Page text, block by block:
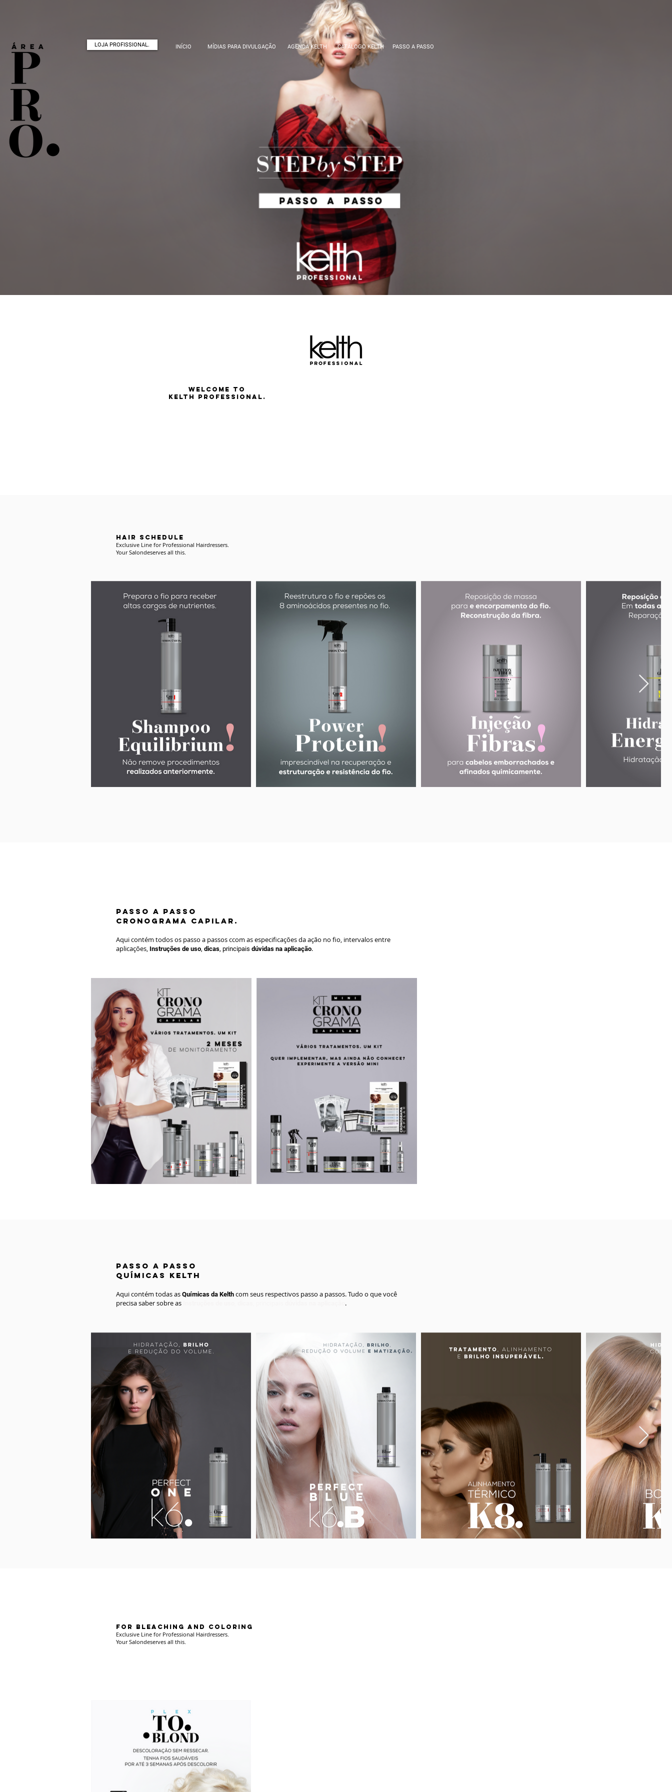
LOJA PROFISSIONAL. INÍCIO MÍDIAS PARA DIVULGAÇÃO AGENDA KELTH CATÁLOGO KELTH PASSO A PASSO
WELCOME TO
KELTH PROFESSIONAL.
HAIR SCHEDULE
Exclusive Line for Professional Hairdressers.
Your Salondeserves all this.
passo a passo
CRONOGRAMA CAPILAR.
Aqui contém todos os passo a passos ccom as especificações da ação no fio, intervalos entre
aplicações, Instruções de uso, dicas, principais dúvidas na aplicação.
passo a passo
QUÍMICAS KELTH
Aqui contém todas as Químicas da Kelth com seus respectivos passo a passos. Tudo o que você
precisa saber sobre as
.
FOR BLEACHING AND COLORING
Exclusive Line for Professional Hairdressers.
Your Salondeserves all this.